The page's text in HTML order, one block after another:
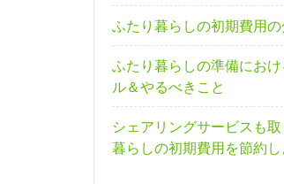
ふたり暮らしの初期費用
ふたり暮らしの準備にお
ル＆やるべきこと
シェアリングサービスも
暮らしの初期費用を節約し